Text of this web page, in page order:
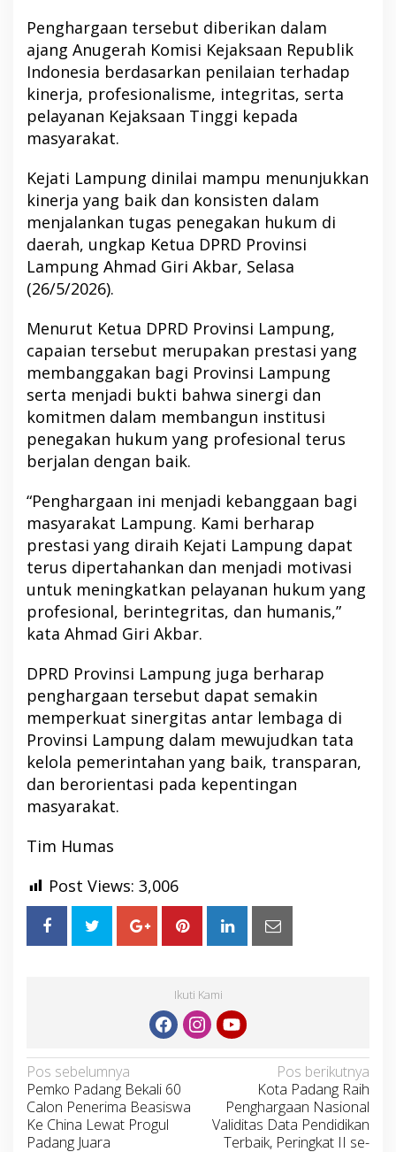
Penghargaan tersebut diberikan dalam
ajang Anugerah Komisi Kejaksaan Republik
Indonesia berdasarkan penilaian terhadap
kinerja, profesionalisme, integritas, serta
pelayanan Kejaksaan Tinggi kepada
masyarakat.
Kejati Lampung dinilai mampu menunjukkan
kinerja yang baik dan konsisten dalam
menjalankan tugas penegakan hukum di
daerah, ungkap Ketua DPRD Provinsi
Lampung Ahmad Giri Akbar, Selasa
(26/5/2026).
Menurut Ketua DPRD Provinsi Lampung,
capaian tersebut merupakan prestasi yang
membanggakan bagi Provinsi Lampung
serta menjadi bukti bahwa sinergi dan
komitmen dalam membangun institusi
penegakan hukum yang profesional terus
berjalan dengan baik.
“Penghargaan ini menjadi kebanggaan bagi
masyarakat Lampung. Kami berharap
prestasi yang diraih Kejati Lampung dapat
terus dipertahankan dan menjadi motivasi
untuk meningkatkan pelayanan hukum yang
profesional, berintegritas, dan humanis,”
kata Ahmad Giri Akbar.
DPRD Provinsi Lampung juga berharap
penghargaan tersebut dapat semakin
memperkuat sinergitas antar lembaga di
Provinsi Lampung dalam mewujudkan tata
kelola pemerintahan yang baik, transparan,
dan berorientasi pada kepentingan
masyarakat.
Tim Humas
Post Views: 3,006
Ikuti Kami
Navigasi
pos
Pos sebelumnya
Pemko Padang Bekali 60
Calon Penerima Beasiswa
Ke China Lewat Progul
Padang Juara
Pos berikutnya
Kota Padang Raih
Penghargaan Nasional
Validitas Data Pendidikan
Terbaik, Peringkat II se-